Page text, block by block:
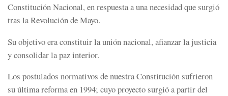
Constitución Nacional, en respuesta a una necesidad que surgió
tras la Revolución de Mayo.
Su objetivo era constituir la unión nacional, afianzar la justicia
y consolidar la paz interior.
Los postulados normativos de nuestra Constitución sufrieron
su última reforma en 1994; cuyo proyecto surgió a partir del